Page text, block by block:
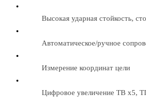
Высокая ударная стойкость,
Автоматическое/ручное
Измерение координат цели
Цифровое увеличение ТВ х5,